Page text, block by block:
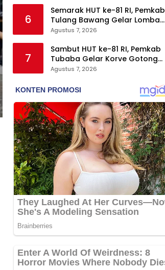
6
Semarak HUT ke-81 RI, Pemkab
Tulang Bawang Gelar Lomba
Senam Udang Manis
Agustus 7, 2026
7
Sambut HUT ke-81 RI, Pemkab
Tubaba Gelar Korve Gotong
Royong dan Bersih-Bersih
Agustus 7, 2026